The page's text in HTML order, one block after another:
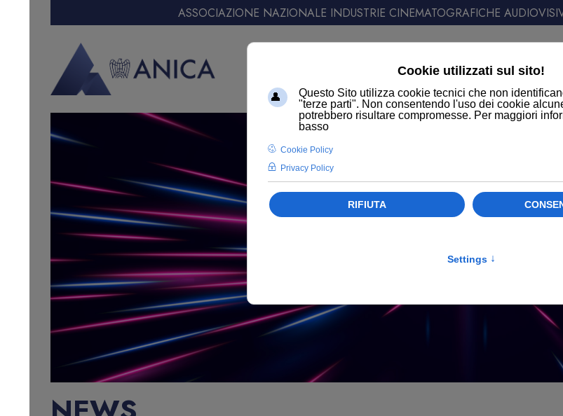
ASSOCIAZIONE NAZIONALE INDUSTRIE CINEMATOGRAFICHE